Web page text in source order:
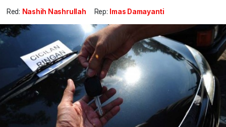
Red: Nashih Nashrullah Rep: Imas Damayanti